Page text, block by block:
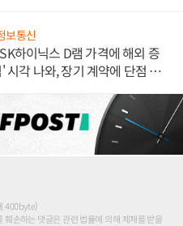
보통신
하이닉스 D램 가격에 해외 증
시각 나와, 장기 계약에 단점 부
400byte)
손하는 댓글은 관련 법률에 의해 제재를 받을